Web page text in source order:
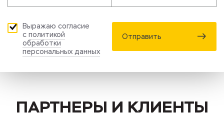
Выражаю согласие
с политикой
обработки
персональных данных
Отправить
ПАРТНЕРЫ И КЛИЕНТЫ